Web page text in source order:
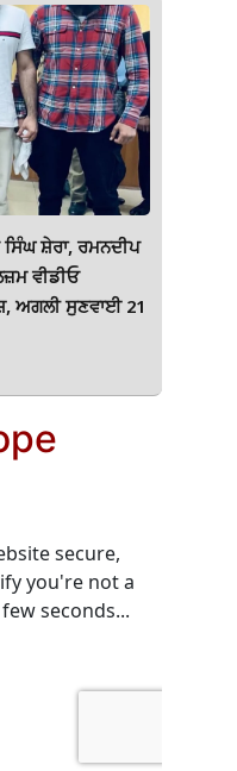
ਸ਼ੇਰਾ, ਰਮਨਦੀਪ
ਵੀਡੀਓ
ਅਗਲੀ ਸੁਣਵਾਈ 21